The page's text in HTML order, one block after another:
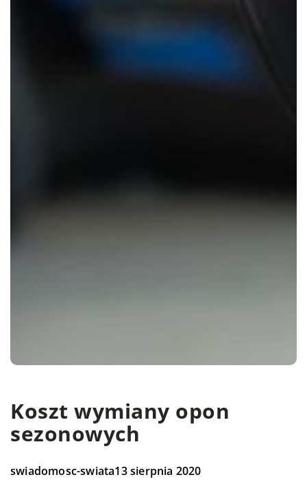
Koszt wymiany opon
sezonowych
swiadomosc-swiata13 sierpnia 2020